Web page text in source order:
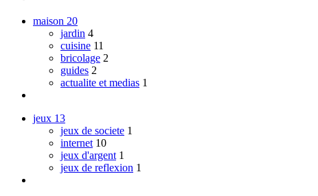
maison 20
jardin 4
cuisine 11
bricolage 2
guides 2
actualite et medias 1
jeux 13
jeux de societe 1
internet 10
jeux d'argent 1
jeux de reflexion 1